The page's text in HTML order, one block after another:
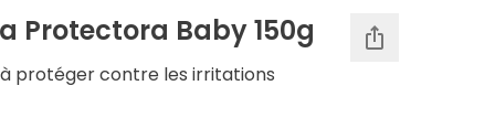
Protectora Baby 150g
protéger contre les irritations